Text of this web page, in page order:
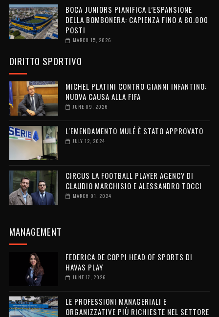
BOCA JUNIORS PIANIFICA L’ESPANSIONE
DELLA BOMBONERA: CAPIENZA FINO A 80.000
POSTI
MARCH 15, 2026
DIRITTO SPORTIVO
MICHEL PLATINI CONTRO GIANNI INFANTINO:
NUOVA CAUSA ALLA FIFA
JUNE 09, 2026
L'EMENDAMENTO MULÉ È STATO APPROVATO
JULY 12, 2024
CIRCUS LA FOOTBALL PLAYER AGENCY DI
CLAUDIO MARCHISIO E ALESSANDRO TOCCI
MARCH 01, 2024
MANAGEMENT
FEDERICA DE COPPI HEAD OF SPORTS DI
HAVAS PLAY
JUNE 17, 2026
LE PROFESSIONI MANAGERIALI E
ORGANIZZATIVE PIÙ RICHIESTE NEL SETTORE